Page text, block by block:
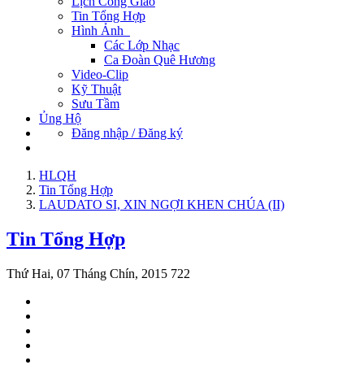
Tin Tổng Hợp
Hình Ảnh
Các Lớp Nhạc
Ca Đoàn Quê Hương
Video-Clip
Kỹ Thuật
Sưu Tầm
Ủng Hộ
Đăng nhập / Đăng ký
HLQH
Tin Tổng Hợp
LAUDATO SI, XIN NGỢI KHEN CHÚA (II)
Tin Tổng Hợp
Thứ Hai, 07 Tháng Chín, 2015 722